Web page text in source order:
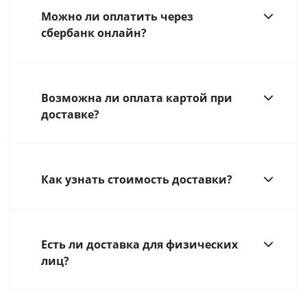
Можно ли оплатить через
сбербанк онлайн?
Возможна ли оплата картой при
доставке?
Как узнать стоимость доставки?
Есть ли доставка для физических
лиц?